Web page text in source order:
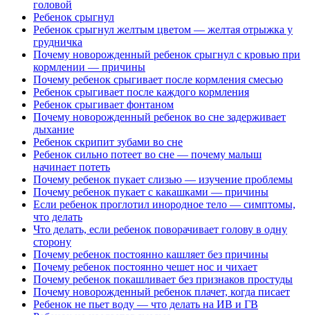
головой
Ребенок срыгнул
Ребенок срыгнул желтым цветом — желтая отрыжка у
грудничка
Почему новорожденный ребенок срыгнул с кровью при
кормлении — причины
Почему ребенок срыгивает после кормления смесью
Ребенок срыгивает после каждого кормления
Ребенок срыгивает фонтаном
Почему новорожденный ребенок во сне задерживает
дыхание
Ребенок скрипит зубами во сне
Ребенок сильно потеет во сне — почему малыш
начинает потеть
Почему ребенок пукает слизью — изучение проблемы
Почему ребенок пукает с какашками — причины
Если ребенок проглотил инородное тело — симптомы,
что делать
Что делать, если ребенок поворачивает голову в одну
сторону
Почему ребенок постоянно кашляет без причины
Почему ребенок постоянно чешет нос и чихает
Почему ребенок покашливает без признаков простуды
Почему новорожденный ребенок плачет, когда писает
Ребенок не пьет воду — что делать на ИВ и ГВ